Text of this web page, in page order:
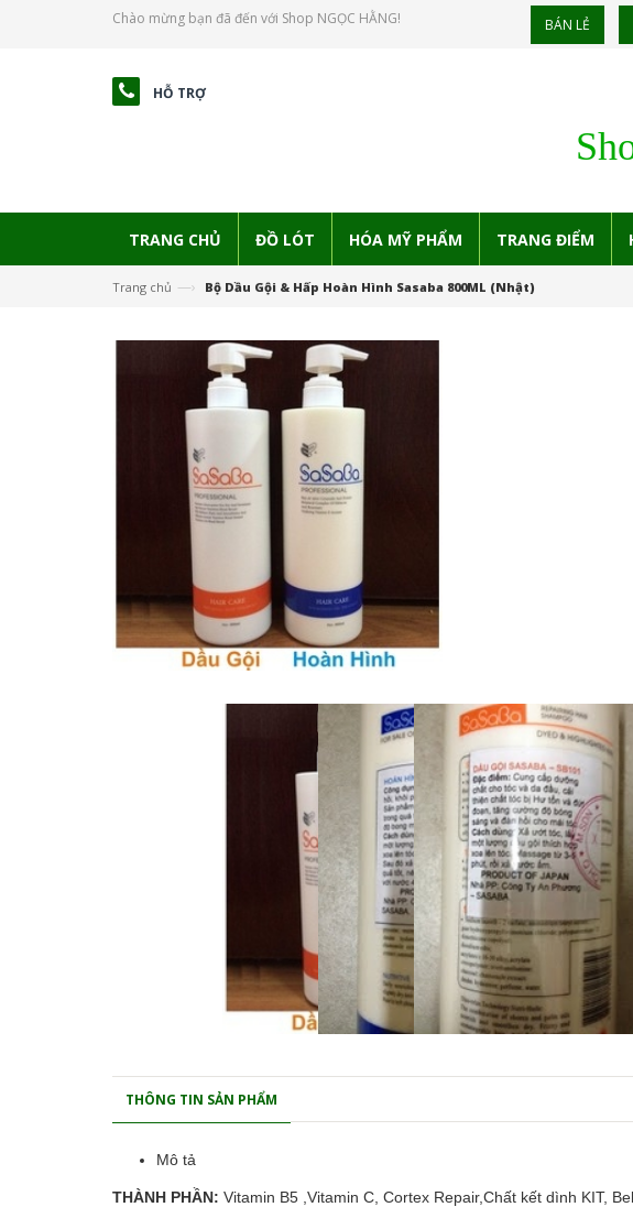
Chào mừng bạn đã đến với Shop NGỌC HẰNG! BÁN LẺ
HỖ TRỢ
TRANG CHỦ ĐỒ LÓT HÓA MỸ PHẨM TRANG ĐIỂM
Trang chủ —› Bộ Dầu Gội & Hấp Hoàn Hình Sasaba 800ML (Nhật)
THÔNG TIN SẢN PHẨM
Mô tả
THÀNH PHẦN: Vitamin B5 ,Vitamin C, Cortex Repair,Chất kết dình KIT,